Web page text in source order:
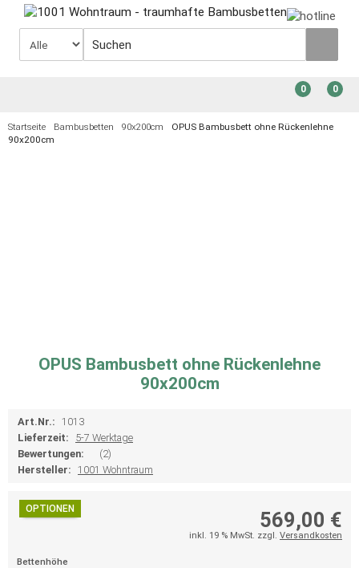
0
0
Startseite Bambusbetten 90x200cm
OPUS Bambusbett ohne Rückenlehne
90x200cm
OPUS Bambusbett ohne Rückenlehne
90x200cm
Art.Nr.: 1013
Lieferzeit:
5-7 Werktage
Bewertungen:
(2)
Hersteller: 1001 Wohntraum
OPTIONEN 569,00 €
inkl. 19 % MwSt. zzgl. Versandkosten
Bettenhöhe